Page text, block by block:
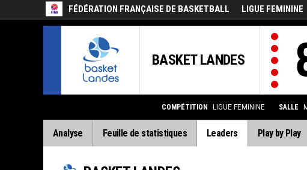
FÉDÉRATION FRANÇAISE DE BASKETBALL LIGUE FEMININE
BASKET LANDES
COMPÉTITION LIGUE FEMININE SALLE
Analyse Feuille de statistiques Leaders Play by Play